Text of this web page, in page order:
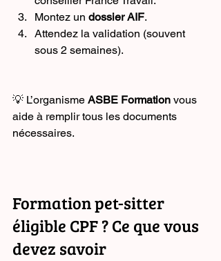
Montez un dossier AIF.
Attendez la validation (souvent
sous 2 semaines).
💡 L’organisme ASBE Formation vous
aide à remplir tous les documents
nécessaires.
Formation pet-sitter
éligible CPF ? Ce que vous
devez savoir